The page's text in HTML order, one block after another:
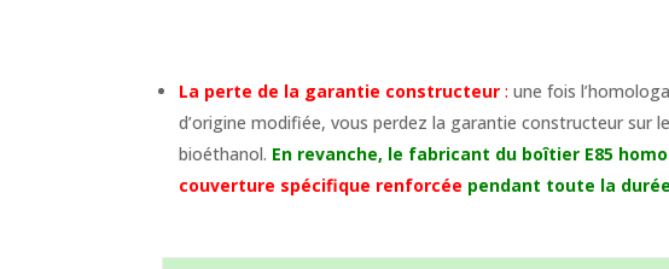
La perte de la garantie constructeur: une fois
d’origine modifiée, vous perdez la garantie constructeur sur
bioéthanol. En revanche, le fabricant du boîtier E85
couverture spécifique renforcée pendant toute la